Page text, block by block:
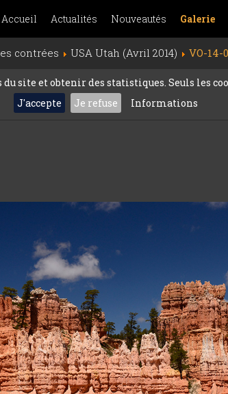
Accueil Actualités Nouveautés Galerie
contrées USA Utah (Avril 2014) VO-14-
site et obtenir des statistiques. Seuls les
J'accepte
Je refuse Informations